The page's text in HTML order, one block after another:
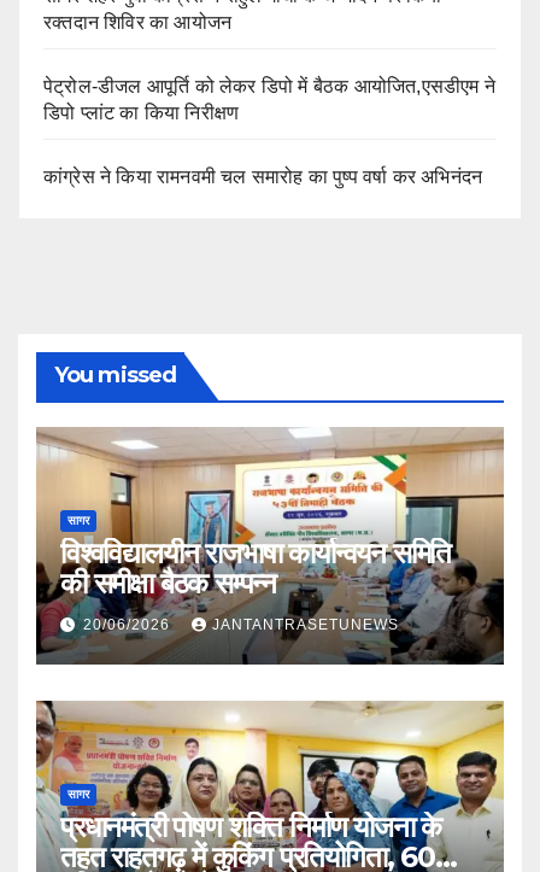
रक्तदान शिविर का आयोजन
पेट्रोल-डीजल आपूर्ति को लेकर डिपो में बैठक आयोजित,एसडीएम ने
डिपो प्लांट का किया निरीक्षण
कांग्रेस ने किया रामनवमी चल समारोह का पुष्प वर्षा कर अभिनंदन
You missed
सागर
विश्वविद्यालयीन राजभाषा कार्यान्वयन समिति
की समीक्षा बैठक सम्पन्न
20/06/2026 JANTANTRASETUNEWS
सागर
प्रधानमंत्री पोषण शक्ति निर्माण योजना के
तहत राहतगढ़ में कुकिंग प्रतियोगिता, 60